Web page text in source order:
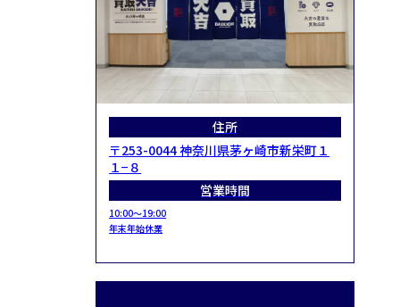
住所
〒253-0044 神奈川県茅ヶ崎市新栄町１
１−８
営業時間
10:00～19:00
年末年始休業